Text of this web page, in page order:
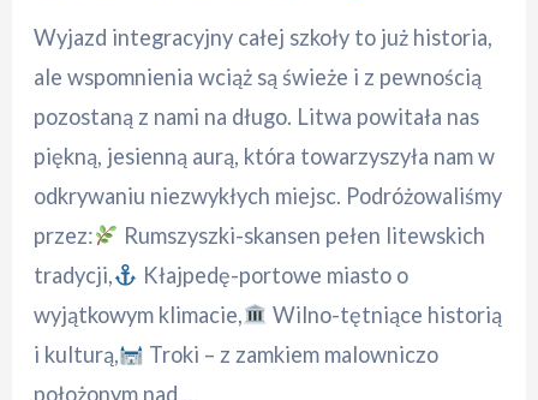
Wyjazd integracyjny całej szkoły to już historia,
ale wspomnienia wciąż są świeże i z pewnością
pozostaną z nami na długo. Litwa powitała nas
piękną, jesienną aurą, która towarzyszyła nam w
odkrywaniu niezwykłych miejsc. Podróżowaliśmy
przez:
Rumszyszki-skansen pełen litewskich
tradycji,
Kłajpedę-portowe miasto o
wyjątkowym klimacie,
Wilno-tętniące historią
i kulturą,
Troki – z zamkiem malowniczo
położonym nad …